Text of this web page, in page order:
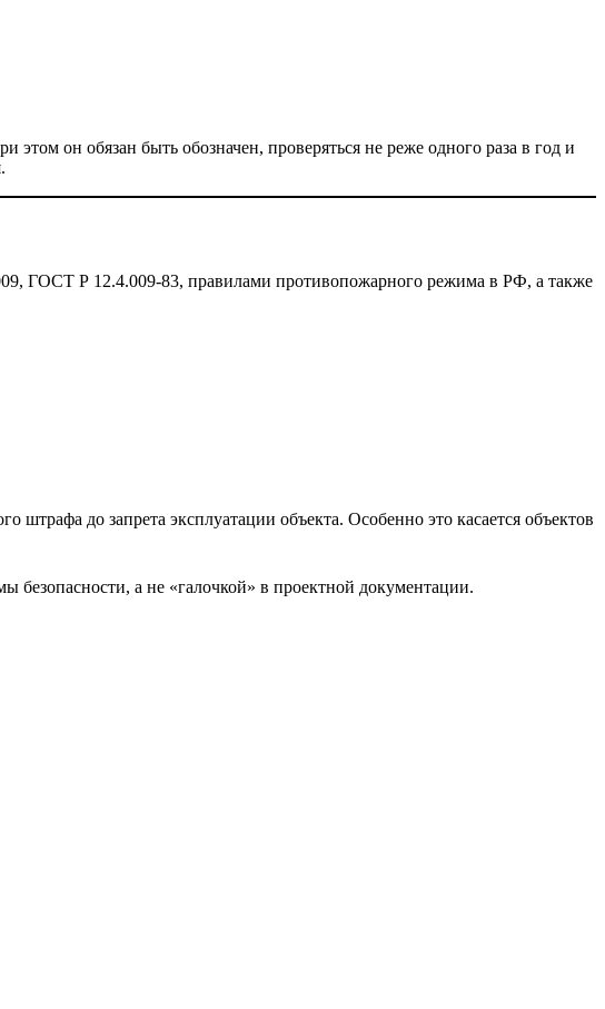
этом он обязан быть обозначен, проверяться не реже одного раза в год и
ГОСТ Р 12.4.009-83, правилами противопожарного режима в РФ, а также
до запрета эксплуатации объекта. Особенно это касается объектов
а не «галочкой» в проектной документации.